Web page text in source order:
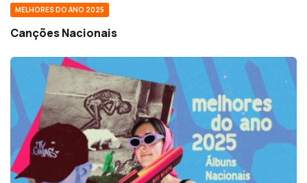
MELHORES DO ANO 2025
Canções Nacionais